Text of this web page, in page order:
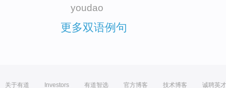
youdao
更多双语例句
关于有道 Investors 有道智选 官方博客 技术博客 诚聘英才